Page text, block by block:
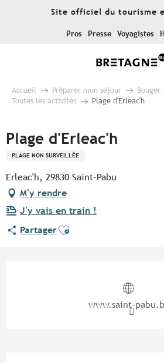
Site officiel du tourisme
Pros Presse Voyagistes
Accueil Préparer mon séjour
Toutes les activités
Plage d'Erleac'h
Plage d'Erleac'h
PLAGE NON SURVEILLÉE
Erleac'h, 29830 Saint-Pabu
M'y rendre
J'y vais en train !
PartagerAjouter aux favoris
www.saint-